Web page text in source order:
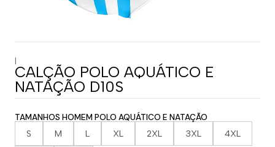
|
CALÇÃO POLO AQUÁTICO E
NATAÇÃO D10S
TAMANHOS HOMEM POLO AQUÁTICO E NATAÇÃO
S M L XL 2XL 3XL 4XL